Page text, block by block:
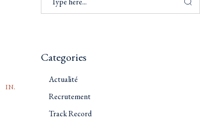
IN.
Categories
Actualité
Recrutement
Track Record